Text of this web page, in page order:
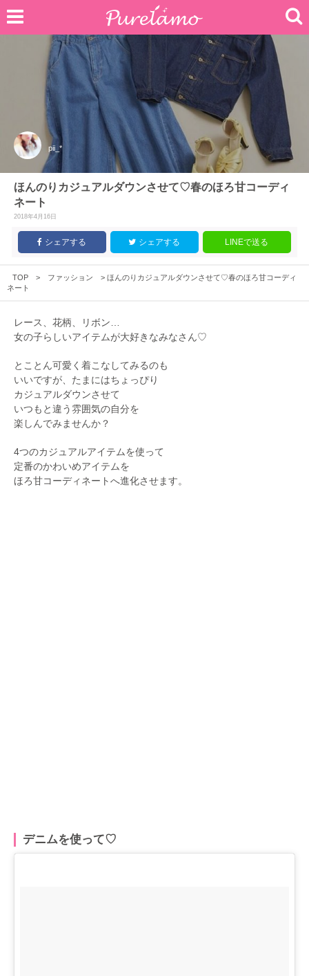
pii_*
ほんのりカジュアルダウンさせて♡春のほろ甘コーディ
ネート
2018年4月16日
シェアする シェアする LINEで送る
TOP > ファッション > ほんのりカジュアルダウンさせて♡春のほろ甘コーディ
ネート
レース、花柄、リボン…
女の子らしいアイテムが大好きなみなさん♡
とことん可愛く着こなしてみるのも
いいですが、たまにはちょっぴり
カジュアルダウンさせて
いつもと違う雰囲気の自分を
楽しんでみませんか？
4つのカジュアルアイテムを使って
定番のかわいめアイテムを
ほろ甘コーディネートへ進化させます。
デニムを使って♡